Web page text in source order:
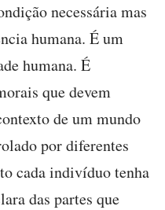
necessária mas
humana. É um
humana. É
que devem
de um mundo
por diferentes
cada indivíduo tenha
das partes que